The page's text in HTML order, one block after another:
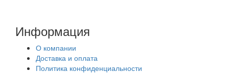
Информация
О компании
Доставка и оплата
Политика конфиденциальности